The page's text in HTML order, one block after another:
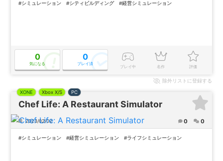
#シミュレーション #シティビルディング #経営シミュレーション
0
気になる
0
プレイ済
プレイ中 名作 評価
除外リストに登録する
Chef Life: A Restaurant Simulator
XONE Xbox X/S PC
2023/02/02 0 0
#シミュレーション #経営シミュレーション #ライフシミュレーション